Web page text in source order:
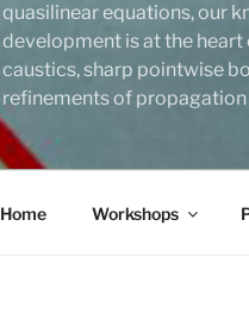
quasilinear equations, our
development is at the
caustics, sharp pointwise
refinements of
Home Workshops